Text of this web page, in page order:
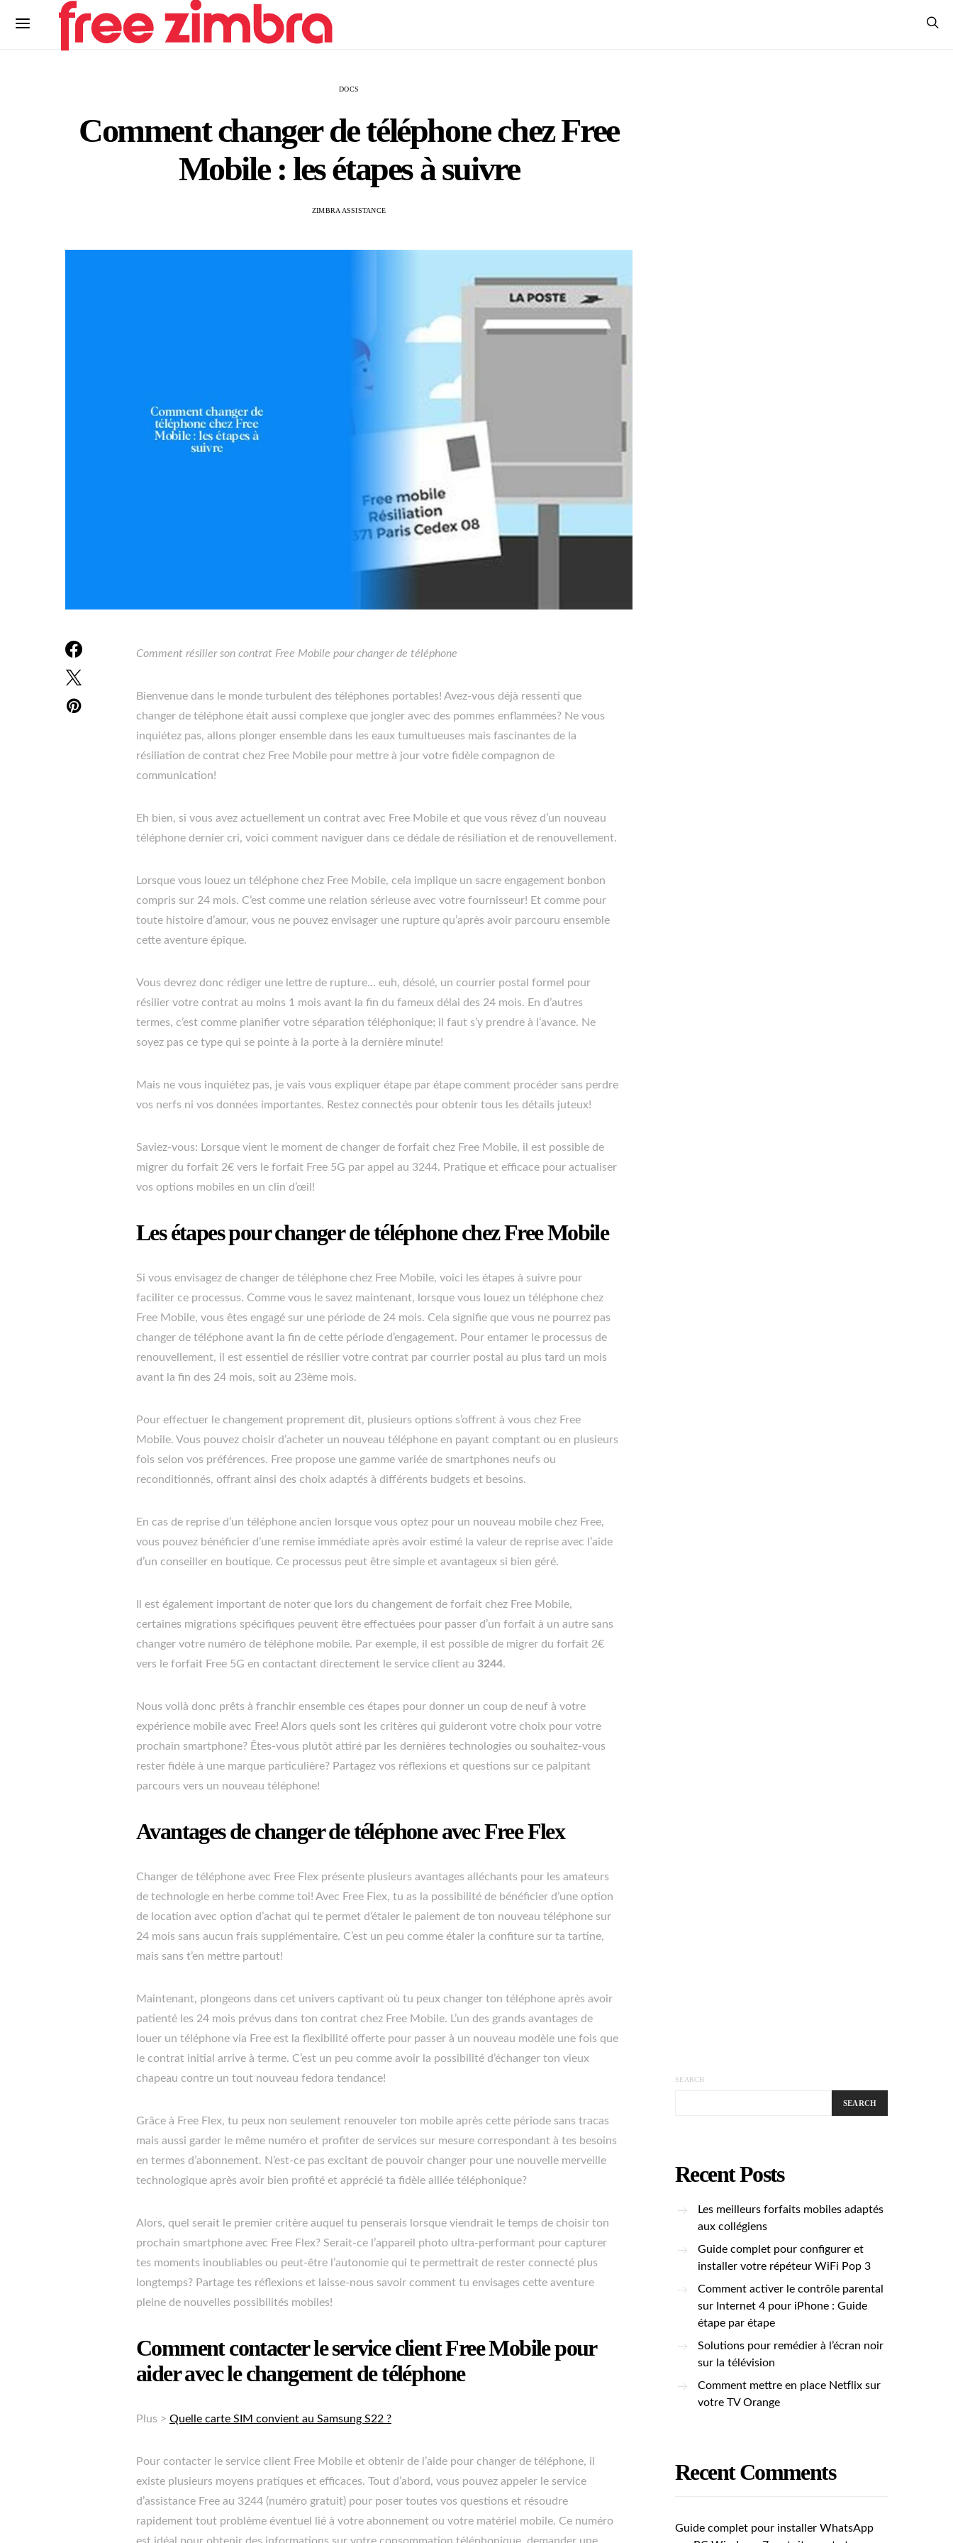
DOCS
Comment changer de téléphone chez Free
Mobile : les étapes à suivre
ZIMBRA ASSISTANCE
Comment résilier son contrat Free Mobile pour changer de téléphone
Bienvenue dans le monde turbulent des téléphones portables! Avez-vous déjà ressenti que
changer de téléphone était aussi complexe que jongler avec des pommes enflammées? Ne vous
inquiétez pas, allons plonger ensemble dans les eaux tumultueuses mais fascinantes de la
résiliation de contrat chez Free Mobile pour mettre à jour votre fidèle compagnon de
communication!
Eh bien, si vous avez actuellement un contrat avec Free Mobile et que vous rêvez d’un nouveau
téléphone dernier cri, voici comment naviguer dans ce dédale de résiliation et de renouvellement.
Lorsque vous louez un téléphone chez Free Mobile, cela implique un sacre engagement bonbon
compris sur 24 mois. C’est comme une relation sérieuse avec votre fournisseur! Et comme pour
toute histoire d’amour, vous ne pouvez envisager une rupture qu’après avoir parcouru ensemble
cette aventure épique.
Vous devrez donc rédiger une lettre de rupture… euh, désolé, un courrier postal formel pour
résilier votre contrat au moins 1 mois avant la fin du fameux délai des 24 mois. En d’autres
termes, c’est comme planifier votre séparation téléphonique; il faut s’y prendre à l’avance. Ne
soyez pas ce type qui se pointe à la porte à la dernière minute!
Mais ne vous inquiétez pas, je vais vous expliquer étape par étape comment procéder sans perdre
vos nerfs ni vos données importantes. Restez connectés pour obtenir tous les détails juteux!
Saviez-vous: Lorsque vient le moment de changer de forfait chez Free Mobile, il est possible de
migrer du forfait 2€ vers le forfait Free 5G par appel au 3244. Pratique et efficace pour actualiser
vos options mobiles en un clin d’œil!
Les étapes pour changer de téléphone chez Free Mobile
Si vous envisagez de changer de téléphone chez Free Mobile, voici les étapes à suivre pour
faciliter ce processus. Comme vous le savez maintenant, lorsque vous louez un téléphone chez
Free Mobile, vous êtes engagé sur une période de 24 mois. Cela signifie que vous ne pourrez pas
changer de téléphone avant la fin de cette période d’engagement. Pour entamer le processus de
renouvellement, il est essentiel de résilier votre contrat par courrier postal au plus tard un mois
avant la fin des 24 mois, soit au 23ème mois.
Pour effectuer le changement proprement dit, plusieurs options s’offrent à vous chez Free
Mobile. Vous pouvez choisir d’acheter un nouveau téléphone en payant comptant ou en plusieurs
fois selon vos préférences. Free propose une gamme variée de smartphones neufs ou
reconditionnés, offrant ainsi des choix adaptés à différents budgets et besoins.
En cas de reprise d’un téléphone ancien lorsque vous optez pour un nouveau mobile chez Free,
vous pouvez bénéficier d’une remise immédiate après avoir estimé la valeur de reprise avec l’aide
d’un conseiller en boutique. Ce processus peut être simple et avantageux si bien géré.
Il est également important de noter que lors du changement de forfait chez Free Mobile,
certaines migrations spécifiques peuvent être effectuées pour passer d’un forfait à un autre sans
changer votre numéro de téléphone mobile. Par exemple, il est possible de migrer du forfait 2€
vers le forfait Free 5G en contactant directement le service client au 3244.
Nous voilà donc prêts à franchir ensemble ces étapes pour donner un coup de neuf à votre
expérience mobile avec Free! Alors quels sont les critères qui guideront votre choix pour votre
prochain smartphone? Êtes-vous plutôt attiré par les dernières technologies ou souhaitez-vous
rester fidèle à une marque particulière? Partagez vos réflexions et questions sur ce palpitant
parcours vers un nouveau téléphone!
Avantages de changer de téléphone avec Free Flex
Changer de téléphone avec Free Flex présente plusieurs avantages alléchants pour les amateurs
de technologie en herbe comme toi! Avec Free Flex, tu as la possibilité de bénéficier d’une option
de location avec option d’achat qui te permet d’étaler le paiement de ton nouveau téléphone sur
24 mois sans aucun frais supplémentaire. C’est un peu comme étaler la confiture sur ta tartine,
mais sans t’en mettre partout!
Maintenant, plongeons dans cet univers captivant où tu peux changer ton téléphone après avoir
patienté les 24 mois prévus dans ton contrat chez Free Mobile. L’un des grands avantages de
louer un téléphone via Free est la flexibilité offerte pour passer à un nouveau modèle une fois que
le contrat initial arrive à terme. C’est un peu comme avoir la possibilité d’échanger ton vieux
chapeau contre un tout nouveau fedora tendance!
Grâce à Free Flex, tu peux non seulement renouveler ton mobile après cette période sans tracas
mais aussi garder le même numéro et profiter de services sur mesure correspondant à tes besoins
en termes d’abonnement. N’est-ce pas excitant de pouvoir changer pour une nouvelle merveille
technologique après avoir bien profité et apprécié ta fidèle alliée téléphonique?
Alors, quel serait le premier critère auquel tu penserais lorsque viendrait le temps de choisir ton
prochain smartphone avec Free Flex? Serait-ce l’appareil photo ultra-performant pour capturer
tes moments inoubliables ou peut-être l’autonomie qui te permettrait de rester connecté plus
longtemps? Partage tes réflexions et laisse-nous savoir comment tu envisages cette aventure
pleine de nouvelles possibilités mobiles!
Comment contacter le service client Free Mobile pour
aider avec le changement de téléphone
Plus > Quelle carte SIM convient au Samsung S22 ?
Pour contacter le service client Free Mobile et obtenir de l’aide pour changer de téléphone, il
existe plusieurs moyens pratiques et efficaces. Tout d’abord, vous pouvez appeler le service
d’assistance Free au 3244 (numéro gratuit) pour poser toutes vos questions et résoudre
rapidement tout problème éventuel lié à votre abonnement ou votre matériel mobile. Ce numéro
SEARCH
SEARCH
Recent Posts
Les meilleurs forfaits mobiles adaptés
aux collégiens
Guide complet pour configurer et
installer votre répéteur WiFi Pop 3
Comment activer le contrôle parental
sur Internet 4 pour iPhone : Guide
étape par étape
Solutions pour remédier à l’écran noir
sur la télévision
Comment mettre en place Netflix sur
votre TV Orange
Recent Comments
Guide complet pour installer WhatsApp